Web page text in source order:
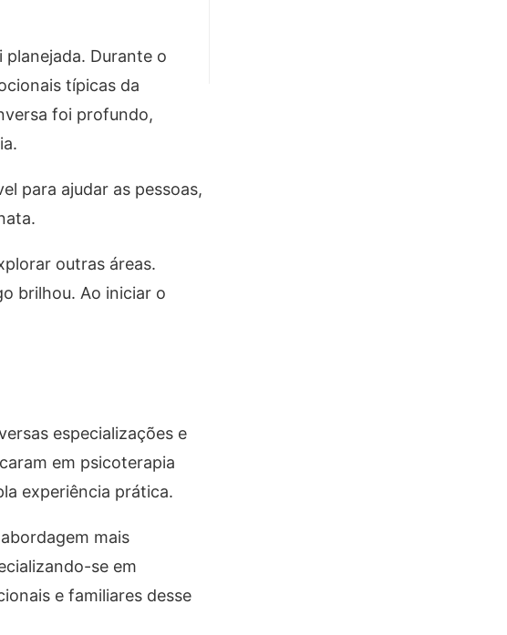
Durante o
típicas da
foi profundo,
para ajudar as pessoas,
outras áreas.
brilhou. Ao iniciar o
especializações e
em psicoterapia
experiência prática.
mais
se em
e familiares desse